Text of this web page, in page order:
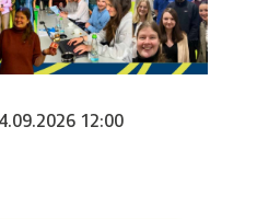
12:00